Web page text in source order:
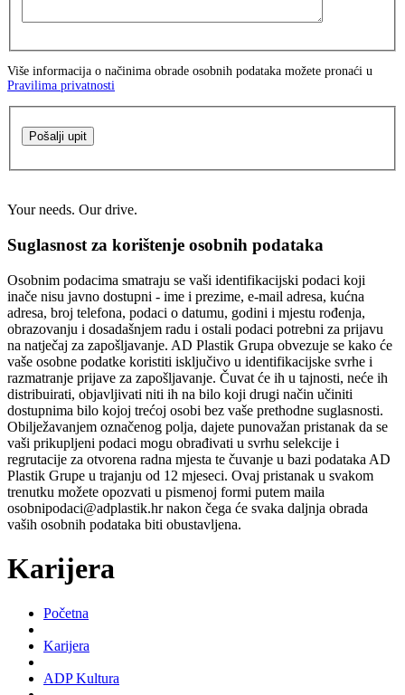
Više informacija o načinima obrade osobnih podataka možete pronaći u
Pravilima privatnosti
Pošalji upit
Your needs. Our drive.
Suglasnost za korištenje osobnih podataka
Osobnim podacima smatraju se vaši identifikacijski podaci koji
inače nisu javno dostupni - ime i prezime, e-mail adresa, kućna
adresa, broj telefona, podaci o datumu, godini i mjestu rođenja,
obrazovanju i dosadašnjem radu i ostali podaci potrebni za prijavu
na natječaj za zapošljavanje. AD Plastik Grupa obvezuje se kako će
vaše osobne podatke koristiti isključivo u identifikacijske svrhe i
razmatranje prijave za zapošljavanje. Čuvat će ih u tajnosti, neće ih
distribuirati, objavljivati niti ih na bilo koji drugi način učiniti
dostupnima bilo kojoj trećoj osobi bez vaše prethodne suglasnosti.
Obilježavanjem označenog polja, dajete punovažan pristanak da se
vaši prikupljeni podaci mogu obrađivati u svrhu selekcije i
regrutacije za otvorena radna mjesta te čuvanje u bazi podataka AD
Plastik Grupe u trajanju od 12 mjeseci. Ovaj pristanak u svakom
trenutku možete opozvati u pismenoj formi putem maila
osobnipodaci@adplastik.hr nakon čega će svaka daljnja obrada
vaših osobnih podataka biti obustavljena.
Karijera
Početna
Karijera
ADP Kultura